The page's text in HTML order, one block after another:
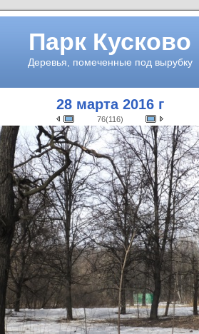
Парк Кусково
Деревья, помеченные под вырубку
28 марта 2016 г
76(116)